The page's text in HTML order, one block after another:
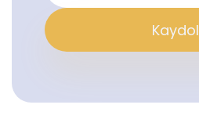
Kaydol